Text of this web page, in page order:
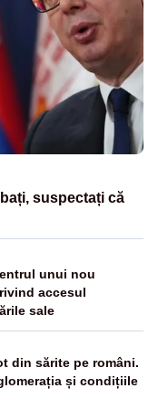
suspectați că
unui nou
accesul
sale
din sărite pe români.
și condițiile